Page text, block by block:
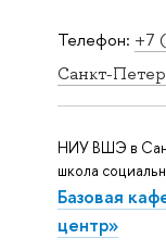
Телефон: +7
Санкт-
НИУ ВШЭ в
школа
Базовая
центр»